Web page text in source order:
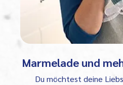
Marmelade und
Du möchtest deine